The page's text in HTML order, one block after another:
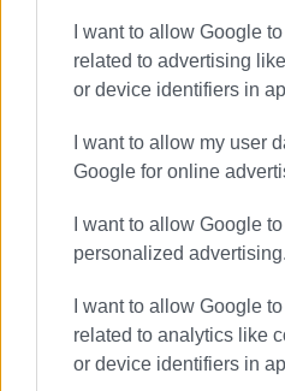
I want to allow Google
related to advertising
or device identifiers in
I want to allow my user
Google for online
I want to allow Google
personalized advertising.
I want to allow Google
related to analytics like
or device identifiers in
Ο Βασίλης
τμήματος Μεσογειακών
Πανεπιστημίου Αιγαίου
στις Διεθνείς Σχέσεις.
Μεταπτυχιακού Τίτλου
Readingστις Στρατηγικές